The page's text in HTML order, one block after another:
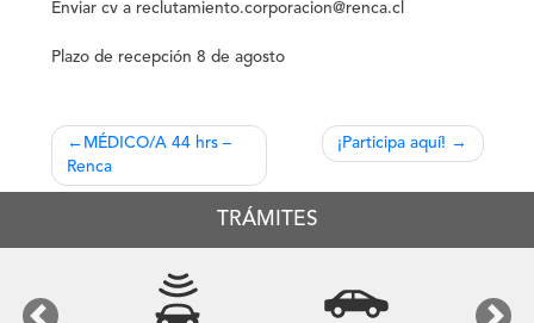
Enviar cv a reclutamiento.corporacion@renca.cl
Plazo de recepción 8 de agosto
Navegación
de
MÉDICO/A 44 hrs –
Renca
¡Participa aquí!
TRÁMITES